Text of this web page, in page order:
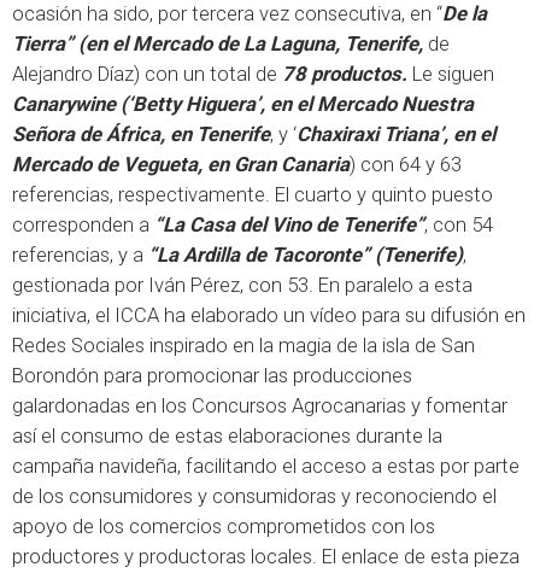
ocasión ha sido, por tercera vez consecutiva, en “De la
Tierra” (en el Mercado de La Laguna, Tenerife, de
Alejandro Díaz) con un total de 78 productos. Le siguen
Canarywine (‘Betty Higuera’, en el Mercado Nuestra
Señora de África, en Tenerife, y ‘Chaxiraxi Triana’, en el
Mercado de Vegueta, en Gran Canaria) con 64 y 63
referencias, respectivamente. El cuarto y quinto puesto
corresponden a “La Casa del Vino de Tenerife”, con 54
referencias, y a “La Ardilla de Tacoronte” (Tenerife),
gestionada por Iván Pérez, con 53. En paralelo a esta
iniciativa, el ICCA ha elaborado un vídeo para su difusión en
Redes Sociales inspirado en la magia de la isla de San
Borondón para promocionar las producciones
galardonadas en los Concursos Agrocanarias y fomentar
así el consumo de estas elaboraciones durante la
campaña navideña, facilitando el acceso a estas por parte
de los consumidores y consumidoras y reconociendo el
apoyo de los comercios comprometidos con los
productores y productoras locales. El enlace de esta pieza